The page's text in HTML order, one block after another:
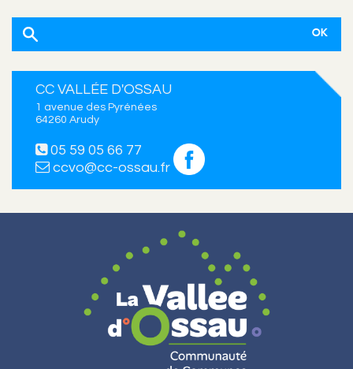
CC VALLÉE D'OSSAU
1 avenue des Pyrénées
64260 Arudy
05 59 05 66 77
ccvo@cc-ossau.fr